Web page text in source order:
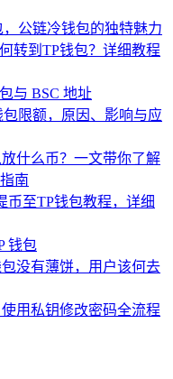
公链冷钱包的独特魅力
转到TP钱包？详细教程
与 BSC 地址
限额，原因、影响与应
什么币？一文带你了解
南
币至TP钱包教程，详细
钱包
没有薄饼，用户该何去
用私钥修改密码全流程